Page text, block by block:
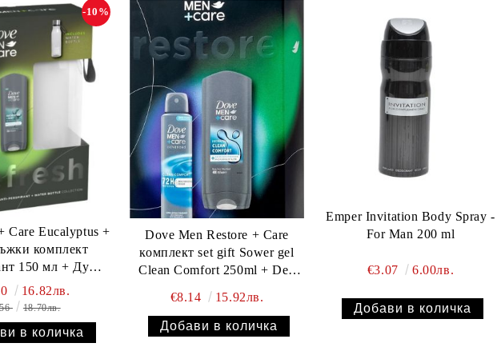
Care Eucalyptus +
комплект
150 мл + Душ
+ Бутилка за вода
-10%
16.82лв.
18.70лв.
Dove Men Restore + Care
комплект set gift Sower gel
Clean Comfort 250ml + Deo
€8.14 15.92лв.
Emper Invitation Body Spray -
For Man 200 ml
€3.07 6.00лв.